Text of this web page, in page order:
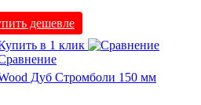
дешевле
в 1 клик